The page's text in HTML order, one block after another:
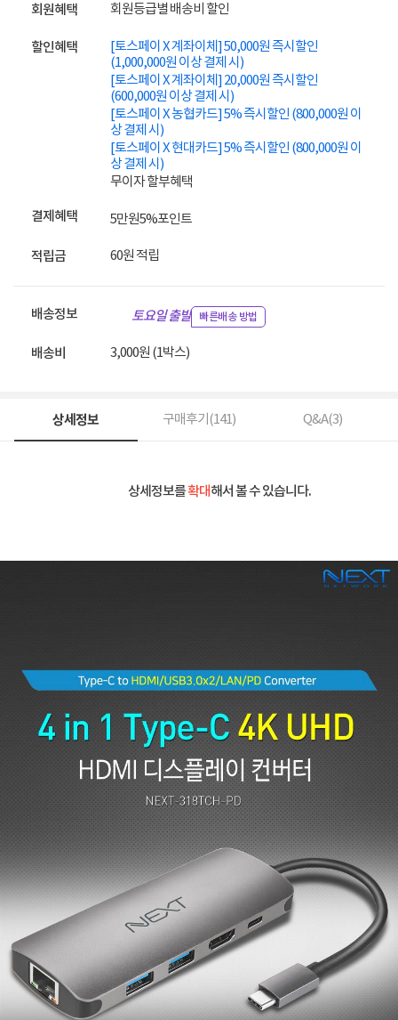
회원혜택 회원등급별 배송비 할인
할인혜택
[토스페이 X 계좌이체] 50,000원 즉시할인
(1,000,000원 이상 결제 시)
[토스페이 X 계좌이체] 20,000원 즉시할인
(600,000원 이상 결제 시)
[토스페이 X 농협카드] 5% 즉시할인 (800,000원 이
상 결제 시)
[토스페이 X 현대카드] 5% 즉시할인 (800,000원 이
상 결제 시)
무이자 할부혜택
결제혜택 5만원5%포인트
적립금 60원 적립
배송정보 토요일 출발 빠른배송 방법
배송비 3,000원 (1박스)
상세정보 구매후기(141) Q&A(3)
상세정보를확대해서 볼 수 있습니다.